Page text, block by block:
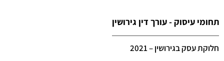
תחומי עיסוק - עורך דין גירושין
חלוקת עסק בגירושין – 2021